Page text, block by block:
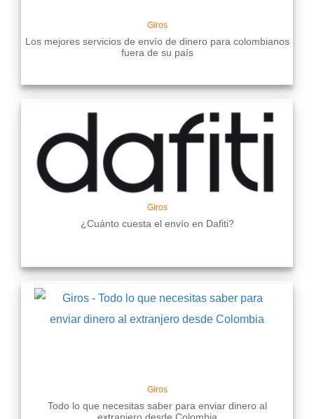
Giros
Los mejores servicios de envío de dinero para colombianos
fuera de su país
Giros
¿Cuánto cuesta el envío en Dafiti?
Giros
Todo lo que necesitas saber para enviar dinero al